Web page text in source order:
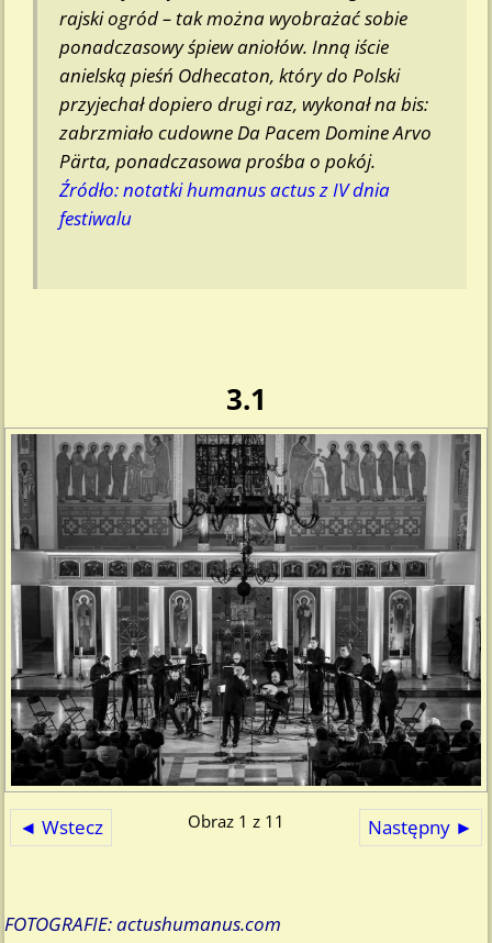
rajski ogród – tak można wyobrażać sobie
ponadczasowy śpiew aniołów. Inną iście
anielską pieśń Odhecaton, który do Polski
przyjechał dopiero drugi raz, wykonał na bis:
zabrzmiało cudowneDa Pacem DomineArvo
Pärta, ponadczasowa prośba o pokój.
Źródło: notatki humanus actus z IV dnia
festiwalu
3.1
◄ Wstecz Następny ►
Obraz 1 z 11
FOTOGRAFIE: actushumanus.com